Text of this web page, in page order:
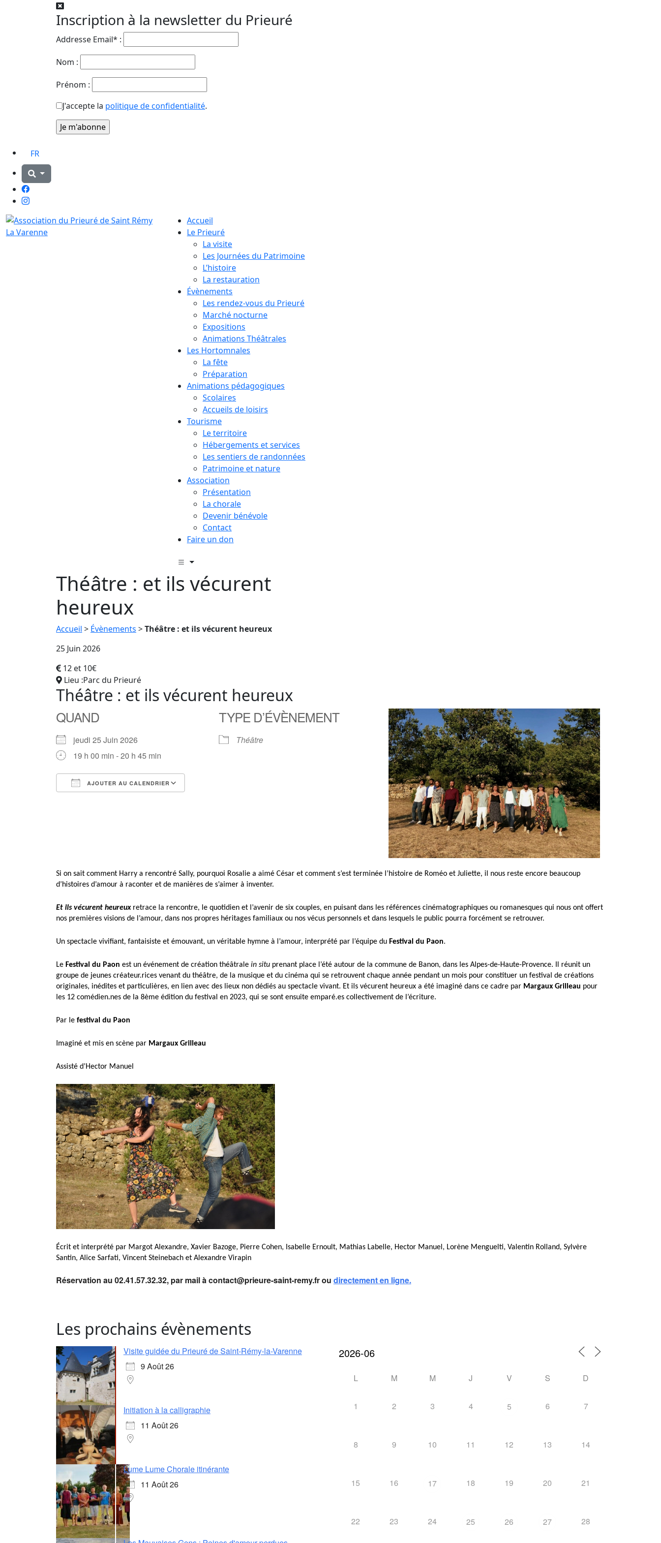
Inscription à la newsletter du Prieuré
Addresse Email* :
Nom :
Prénom :
J'accepte la politique de confidentialité.
FR
Facebook
Instagram
Accueil
Le Prieuré
La visite
Les Journées du Patrimoine
L’histoire
La restauration
Évènements
Les rendez-vous du Prieuré
Marché nocturne
Expositions
Animations Théâtrales
Les Hortomnales
La fête
Préparation
Animations pédagogiques
Scolaires
Accueils de loisirs
Tourisme
Le territoire
Hébergements et services
Les sentiers de randonnées
Patrimoine et nature
Association
Présentation
La chorale
Devenir bénévole
Contact
Faire un don
Théâtre : et ils vécurent
heureux
Accueil > Évènements >Théâtre : et ils vécurent heureux
25 Juin 2026
12 et 10€
Lieu :Parc du Prieuré
Théâtre : et ils vécurent heureux
QUAND
jeudi 25 Juin 2026
19 h 00 min - 20 h 45 min
AJOUTER AU CALENDRIER
TYPE D’ÉVÈNEMENT
Théâtre
Si on sait comment Harry a rencontré Sally, pourquoi Rosalie a aimé César et comment s’est terminée l’histoire de Roméo et Juliette, il nous reste encore beaucoup
d’histoires d’amour à raconter et de manières de s’aimer à inventer.
Et ils vécurent heureuxretrace la rencontre, le quotidien et l’avenir de six couples, en puisant dans les références cinématographiques ou romanesques qui nous ont offert
nos premières visions de l’amour, dans nos propres héritages familiaux ou nos vécus personnels et dans lesquels le public pourra forcément se retrouver.
Un spectacle vivifiant, fantaisiste et émouvant, un véritable hymne à l’amour, interprété par l’équipe du Festival du Paon.
Le Festival du Paon est un événement de création théâtrale in situ prenant place l’été autour de la commune de Banon, dans les Alpes-de-Haute-Provence. Il réunit un
groupe de jeunes créateur.rices venant du théâtre, de la musique et du cinéma qui se retrouvent chaque année pendant un mois pour constituer un festival de créations
originales, inédites et particulières, en lien avec des lieux non dédiés au spectacle vivant. Et ils vécurent heureux a été imaginé dans ce cadre par Margaux Grilleau pour
les 12 comédien.nes de la 8ème édition du festival en 2023, qui se sont ensuite emparé.es collectivement de l’écriture.
Par le festival du Paon
Imaginé et mis en scène par Margaux Grilleau
Assisté d’Hector Manuel
Écrit et interprété par Margot Alexandre, Xavier Bazoge, Pierre Cohen, Isabelle Ernoult, Mathias Labelle, Hector Manuel, Lorène Menguelti, Valentin Rolland, Sylvère
Santin, Alice Sarfati, Vincent Steinebach et Alexandre Virapin
Réservation au 02.41.57.32.32, par mail à contact@prieure-saint-remy.fr ou directement en ligne.
Les prochains évènements
Visite guidée du Prieuré de Saint-Rémy-la-Varenne
9 Août 26
Initiation à la calligraphie
11 Août 26
Lume Lume Chorale itinérante
11 Août 26
L M M J V S D
1 2 3 4 5 6 7
8 9 10 11 12 13 14
15 16 17 18 19 20 21
22 23 24 25 26 27 28